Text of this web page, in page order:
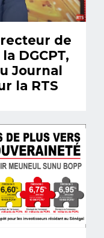
de
DGCPT,
Journal
la RTS